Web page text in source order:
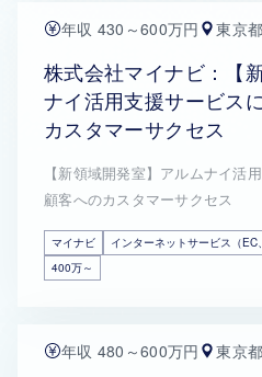
年収 430～600万円 東京都
株式会社マイナビ：【
ナイ活用支援サービス
カスタマーサクセス
【新領域開発室】アルムナイ活
顧客へのカスタマーサクセス
マイナビ インターネットサービス（EC
400万～
年収 480～600万円 東京都